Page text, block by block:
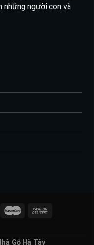
những người con và
Gỗ Hà Tây